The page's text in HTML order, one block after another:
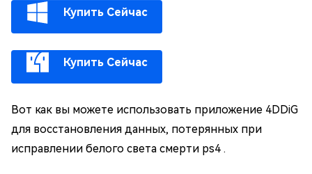
Купить Сейчас
Купить Сейчас
Вот как вы можете использовать приложение 4DDiG
для восстановления данных, потерянных при
исправлении белого света смерти ps4 .